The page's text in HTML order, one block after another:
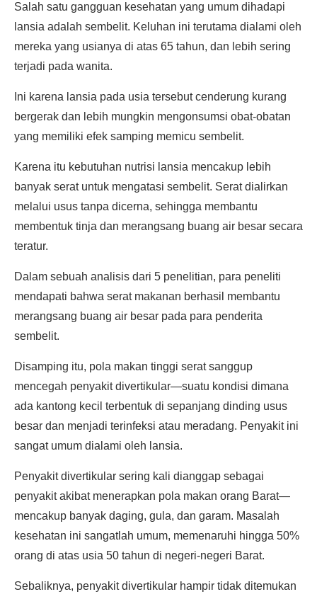
Salah satu gangguan kesehatan yang umum dihadapi
lansia adalah sembelit. Keluhan ini terutama dialami oleh
mereka yang usianya di atas 65 tahun, dan lebih sering
terjadi pada wanita.
Ini karena lansia pada usia tersebut cenderung kurang
bergerak dan lebih mungkin mengonsumsi obat-obatan
yang memiliki efek samping memicu sembelit.
Karena itu kebutuhan nutrisi lansia mencakup lebih
banyak serat untuk mengatasi sembelit. Serat dialirkan
melalui usus tanpa dicerna, sehingga membantu
membentuk tinja dan merangsang buang air besar secara
teratur.
Dalam sebuah analisis dari 5 penelitian, para peneliti
mendapati bahwa serat makanan berhasil membantu
merangsang buang air besar pada para penderita
sembelit.
Disamping itu, pola makan tinggi serat sanggup
mencegah penyakit divertikular—suatu kondisi dimana
ada kantong kecil terbentuk di sepanjang dinding usus
besar dan menjadi terinfeksi atau meradang. Penyakit ini
sangat umum dialami oleh lansia.
Penyakit divertikular sering kali dianggap sebagai
penyakit akibat menerapkan pola makan orang Barat—
mencakup banyak daging, gula, dan garam. Masalah
kesehatan ini sangatlah umum, memenaruhi hingga 50%
orang di atas usia 50 tahun di negeri-negeri Barat.
Sebaliknya, penyakit divertikular hampir tidak ditemukan